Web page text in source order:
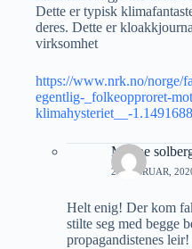
Dette er typisk
deres. Dette er
virksomhet
https://www.nrk.no/norge/
egentlig-_folkeopproret-
klimahysteriet__-
Magne
25 FEBRUAR,
Helt enig! Der kom
stilte seg med begge
propagandistenes leir!